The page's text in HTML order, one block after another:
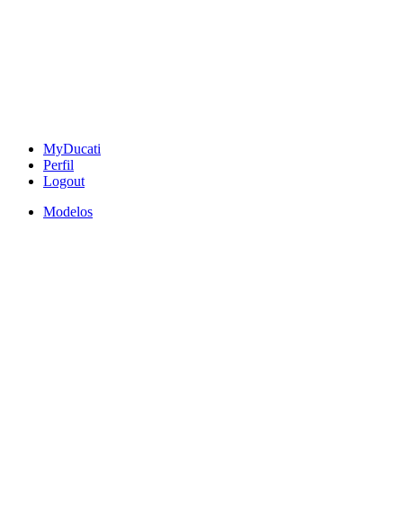
MyDucati
Perfil
Logout
Modelos